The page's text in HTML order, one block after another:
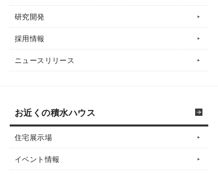
研究開発
採用情報
ニュースリリース
お近くの積水ハウス
住宅展示場
イベント情報